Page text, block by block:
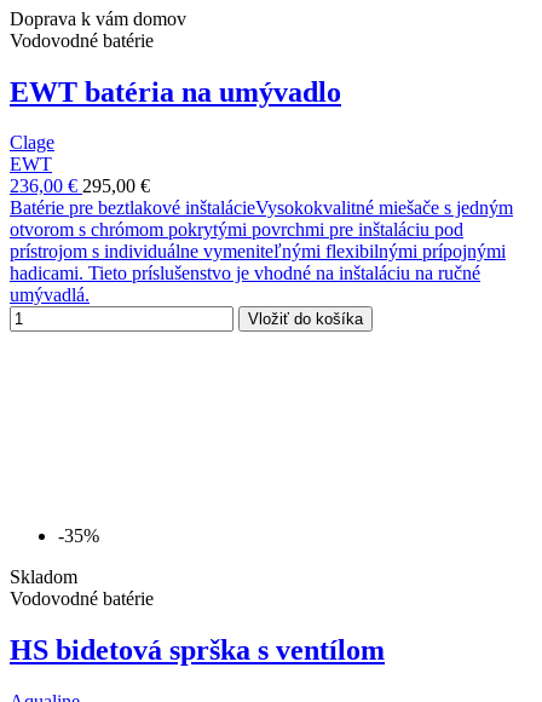
Doprava k vám domov
Vodovodné batérie
EWT batéria na umývadlo
Clage
EWT
236,00 € 295,00 €
Batérie pre beztlakové inštalácieVysokokvalitné miešače s jedným
otvorom s chrómom pokrytými povrchmi pre inštaláciu pod
prístrojom s individuálne vymeniteľnými flexibilnými prípojnými
hadicami. Tieto príslušenstvo je vhodné na inštaláciu na ručné
umývadlá.
Vložiť do košíka
-35%
Skladom
Vodovodné batérie
HS bidetová sprška s ventílom